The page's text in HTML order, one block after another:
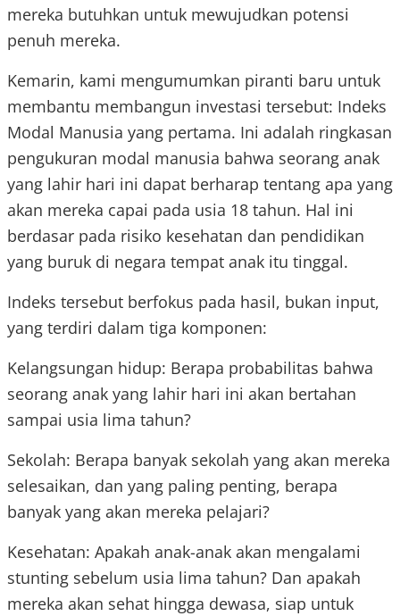
mereka butuhkan untuk mewujudkan potensi
penuh mereka.
Kemarin, kami mengumumkan piranti baru untuk
membantu membangun investasi tersebut: Indeks
Modal Manusia yang pertama. Ini adalah ringkasan
pengukuran modal manusia bahwa seorang anak
yang lahir hari ini dapat berharap tentang apa yang
akan mereka capai pada usia 18 tahun. Hal ini
berdasar pada risiko kesehatan dan pendidikan
yang buruk di negara tempat anak itu tinggal.
Indeks tersebut berfokus pada hasil, bukan input,
yang terdiri dalam tiga komponen:
Kelangsungan hidup: Berapa probabilitas bahwa
seorang anak yang lahir hari ini akan bertahan
sampai usia lima tahun?
Sekolah: Berapa banyak sekolah yang akan mereka
selesaikan, dan yang paling penting, berapa
banyak yang akan mereka pelajari?
Kesehatan: Apakah anak-anak akan mengalami
stunting sebelum usia lima tahun? Dan apakah
mereka akan sehat hingga dewasa, siap untuk